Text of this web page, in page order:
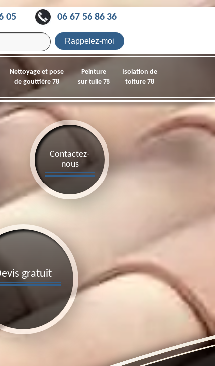
05 06 67 56 86 36
Nettoyage et pose
de gouttière 78
Peinture
sur tuile 78
Isolation de
toiture 78
gratuit
Contactez-
nous